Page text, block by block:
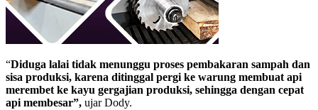
“Diduga lalai tidak menunggu proses pembakaran sampah dan
sisa produksi, karena ditinggal pergi ke warung membuat api
merembet ke kayu gergajian produksi, sehingga dengan cepat
api membesar”, ujar Dody.